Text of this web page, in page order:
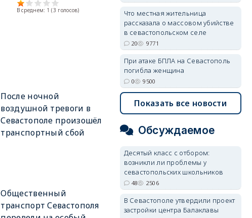
В среднем: 1 (3 голосов)
После ночной
воздушной тревоги в
Севастополе произошёл
транспортный сбой
Общественный
транспорт Севастополя
Что местная жительница
рассказала о массовом убийстве
в севастопольском селе
20 9771
При атаке БПЛА на Севастополь
погибла женщина
0 9500
Показать все новости
Обсуждаемое
Десятый класс с отбором:
возникли ли проблемы у
севастопольских школьников
48 2506
В Севастополе утвердили проект
застройки центра Балаклавы